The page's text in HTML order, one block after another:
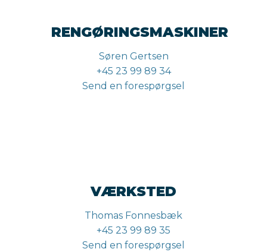
RENGØRINGSMASKINER
Søren Gertsen
+45 23 99 89 34
Send en forespørgsel
VÆRKSTED
Thomas Fonnesbæk
+45 23 99 89 35
Send en forespørgsel